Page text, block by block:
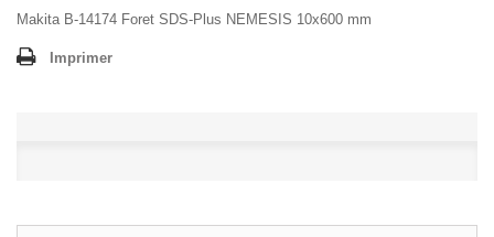
Makita B-14174 Foret SDS-Plus NEMESIS 10x600 mm
Imprimer